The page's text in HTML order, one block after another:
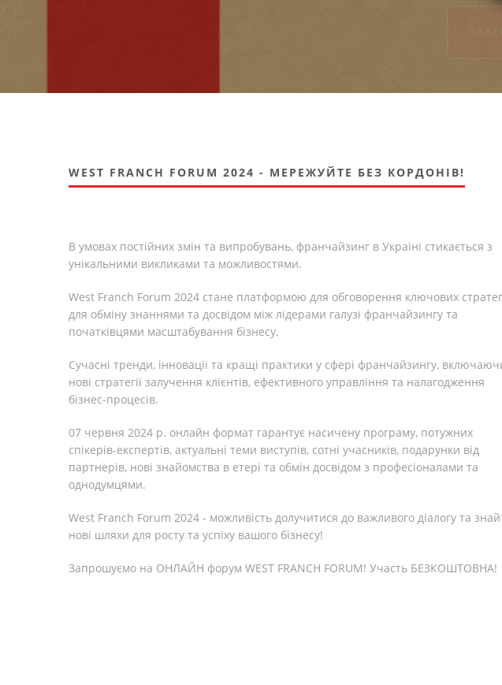
WEST FRANCH FORUM 2024 - МЕРЕЖУЙТЕ БЕЗ КОРДОНІВ!
В умовах постійних змін та випробувань, франчайзинг в Україні стикається з
унікальними викликами та можливостями.
West Franch Forum 2024 стане платформою для обговорення ключових
для обміну знаннями та досвідом між лідерами галузі франчайзингу та
початківцями масштабування бізнесу.
Сучасні тренди, інновації та кращі практики у сфері франчайзингу,
нові стратегії залучення клієнтів, ефективного управління та налагодження
бізнес-процесів.
07 червня 2024 р. онлайн формат гарантує насичену програму, потужних
спікерів-експертів, актуальні теми виступів, сотні учасників, подарунки від
партнерів, нові знайомства в етері та обмін досвідом з професіоналами та
однодумцями.
West Franch Forum 2024 - можливість долучитися до важливого діалогу та
нові шляхи для росту та успіху вашого бізнесу!
Запрошуємо на ОНЛАЙН форум WEST FRANCH FORUM! Участь БЕЗКОШТОВНА!